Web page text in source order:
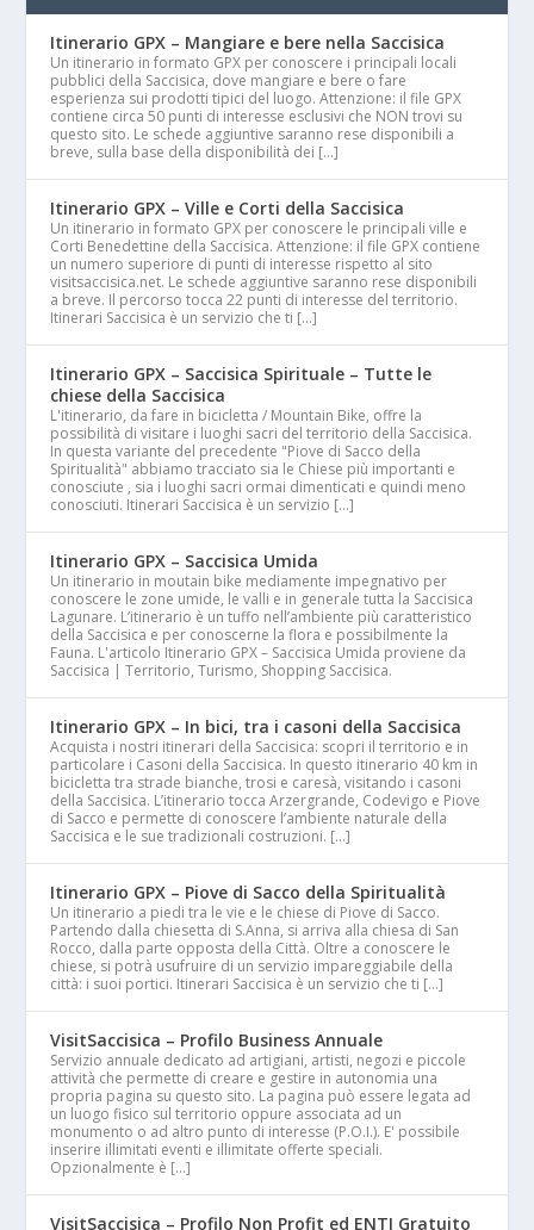
Itinerario GPX – Mangiare e bere nella Saccisica
Un itinerario in formato GPX per conoscere i principali locali
pubblici della Saccisica, dove mangiare e bere o fare
esperienza sui prodotti tipici del luogo. Attenzione: il file GPX
contiene circa 50 punti di interesse esclusivi che NON trovi su
questo sito. Le schede aggiuntive saranno rese disponibili a
breve, sulla base della disponibilità dei […]
Itinerario GPX – Ville e Corti della Saccisica
Un itinerario in formato GPX per conoscere le principali ville e
Corti Benedettine della Saccisica. Attenzione: il file GPX contiene
un numero superiore di punti di interesse rispetto al sito
visitsaccisica.net. Le schede aggiuntive saranno rese disponibili
a breve. Il percorso tocca 22 punti di interesse del territorio.
Itinerari Saccisica è un servizio che ti […]
Itinerario GPX – Saccisica Spirituale – Tutte le
chiese della Saccisica
L'itinerario, da fare in bicicletta / Mountain Bike, offre la
possibilità di visitare i luoghi sacri del territorio della Saccisica.
In questa variante del precedente "Piove di Sacco della
Spiritualità" abbiamo tracciato sia le Chiese più importanti e
conosciute , sia i luoghi sacri ormai dimenticati e quindi meno
conosciuti. Itinerari Saccisica è un servizio […]
Itinerario GPX – Saccisica Umida
Un itinerario in moutain bike mediamente impegnativo per
conoscere le zone umide, le valli e in generale tutta la Saccisica
Lagunare. L’itinerario è un tuffo nell’ambiente più caratteristico
della Saccisica e per conoscerne la flora e possibilmente la
Fauna. L'articolo Itinerario GPX – Saccisica Umida proviene da
Saccisica | Territorio, Turismo, Shopping Saccisica.
Itinerario GPX – In bici, tra i casoni della Saccisica
Acquista i nostri itinerari della Saccisica: scopri il territorio e in
particolare i Casoni della Saccisica. In questo itinerario 40 km in
bicicletta tra strade bianche, trosi e caresà, visitando i casoni
della Saccisica. L’itinerario tocca Arzergrande, Codevigo e Piove
di Sacco e permette di conoscere l’ambiente naturale della
Saccisica e le sue tradizionali costruzioni. […]
Itinerario GPX – Piove di Sacco della Spiritualità
Un itinerario a piedi tra le vie e le chiese di Piove di Sacco.
Partendo dalla chiesetta di S.Anna, si arriva alla chiesa di San
Rocco, dalla parte opposta della Città. Oltre a conoscere le
chiese, si potrà usufruire di un servizio impareggiabile della
città: i suoi portici. Itinerari Saccisica è un servizio che ti […]
VisitSaccisica – Profilo Business Annuale
Servizio annuale dedicato ad artigiani, artisti, negozi e piccole
attività che permette di creare e gestire in autonomia una
propria pagina su questo sito. La pagina può essere legata ad
un luogo fisico sul territorio oppure associata ad un
monumento o ad altro punto di interesse (P.O.I.). E' possibile
inserire illimitati eventi e illimitate offerte speciali.
Opzionalmente è […]
VisitSaccisica – Profilo Non Profit ed ENTI Gratuito